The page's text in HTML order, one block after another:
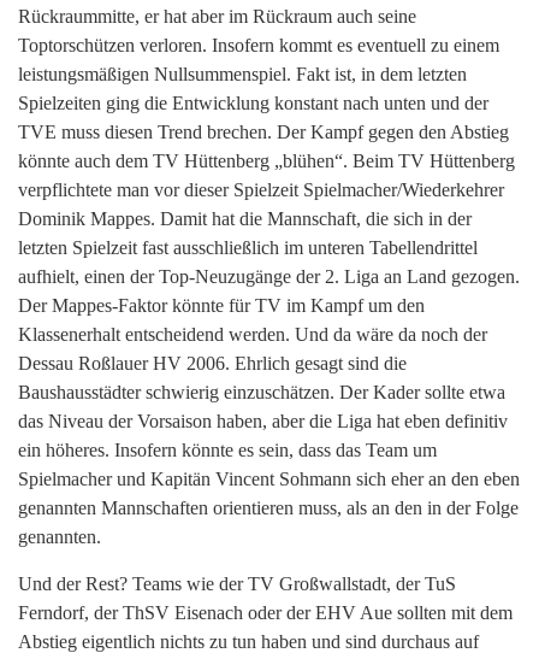
Rückraummitte, er hat aber im Rückraum auch seine
Toptorschützen verloren. Insofern kommt es eventuell zu einem
leistungsmäßigen Nullsummenspiel. Fakt ist, in dem letzten
Spielzeiten ging die Entwicklung konstant nach unten und der
TVE muss diesen Trend brechen. Der Kampf gegen den Abstieg
könnte auch dem TV Hüttenberg „blühen“. Beim TV Hüttenberg
verpflichtete man vor dieser Spielzeit Spielmacher/Wiederkehrer
Dominik Mappes. Damit hat die Mannschaft, die sich in der
letzten Spielzeit fast ausschließlich im unteren Tabellendrittel
aufhielt, einen der Top-Neuzugänge der 2. Liga an Land gezogen.
Der Mappes-Faktor könnte für TV im Kampf um den
Klassenerhalt entscheidend werden. Und da wäre da noch der
Dessau Roßlauer HV 2006. Ehrlich gesagt sind die
Baushausstädter schwierig einzuschätzen. Der Kader sollte etwa
das Niveau der Vorsaison haben, aber die Liga hat eben definitiv
ein höheres. Insofern könnte es sein, dass das Team um
Spielmacher und Kapitän Vincent Sohmann sich eher an den eben
genannten Mannschaften orientieren muss, als an den in der Folge
genannten.
Und der Rest? Teams wie der TV Großwallstadt, der TuS
Ferndorf, der ThSV Eisenach oder der EHV Aue sollten mit dem
Abstieg eigentlich nichts zu tun haben und sind durchaus auf